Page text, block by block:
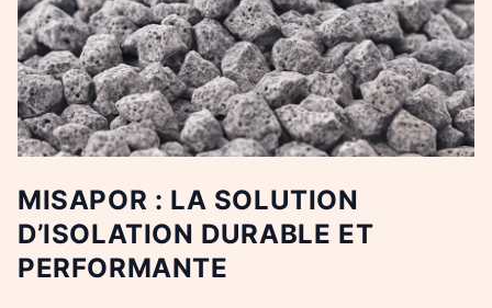
MISAPOR : LA SOLUTION
D’ISOLATION DURABLE ET
PERFORMANTE